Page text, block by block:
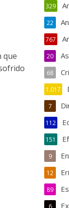
que
329
22
767
20
68
1.017
7
112
151
9
12
89
6